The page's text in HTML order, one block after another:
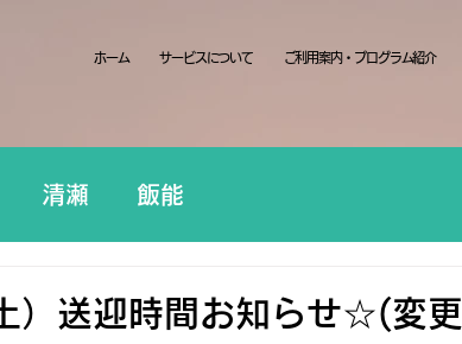
ホーム サービスについて ご利用案内・プログラム紹介
清瀬 飯能
）送迎時間お知らせ☆(変更